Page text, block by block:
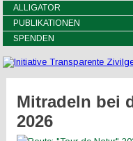
ALLIGATOR
PUBLIKATIONEN
SPENDEN
Mitradeln bei
2026